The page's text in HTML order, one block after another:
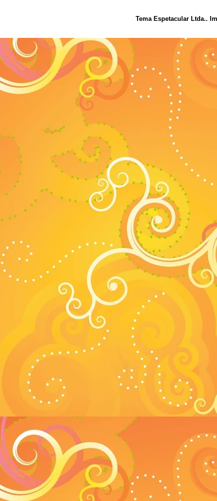
Tema Espetacular Ltda..